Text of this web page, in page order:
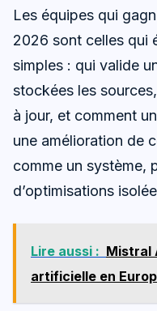
Les équipes qui
2026 sont celles qui
simples : qui valide
stockées les
à jour, et comment
une amélioration de
comme un système,
d’optimisations
Lire aussi : Mistral
artificielle en